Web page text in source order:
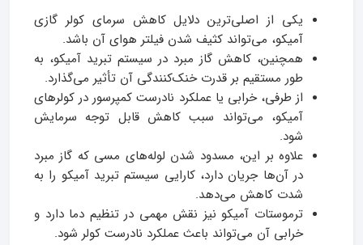
یکی از اصلی‌ترین دلایل کاهش سرمای کولر گازی
آمیکو، می‌تواند کثیف شدن فیلتر هوای آن باشد.
همچنین، کاهش گاز مبرد در سیستم تبرید آمیکو، به
طور مستقیم بر قدرت خنک‌کنندگی آن تأثیر می‌گذارد.
از طرفی، خرابی یا عملکرد نادرست کمپرسور در کولرهای
آمیکو، می‌تواند سبب کاهش قابل توجه سرمایش
شود.
علاوه بر این، مسدود شدن لوله‌های مسی که گاز مبرد
در آن‌ها جریان دارد، کارایی سیستم تبرید آمیکو را به
شدت کاهش می‌دهد.
ترموستات آمیکو نیز نقش مهمی در تنظیم دما دارد و
خرابی آن می‌تواند باعث عملکرد نادرست کولر شود.